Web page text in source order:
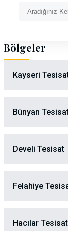
Bölgeler
Kayseri
Bünyan Tesisat
Develi Tesisat
Felahiye
Hacılar Tesisat